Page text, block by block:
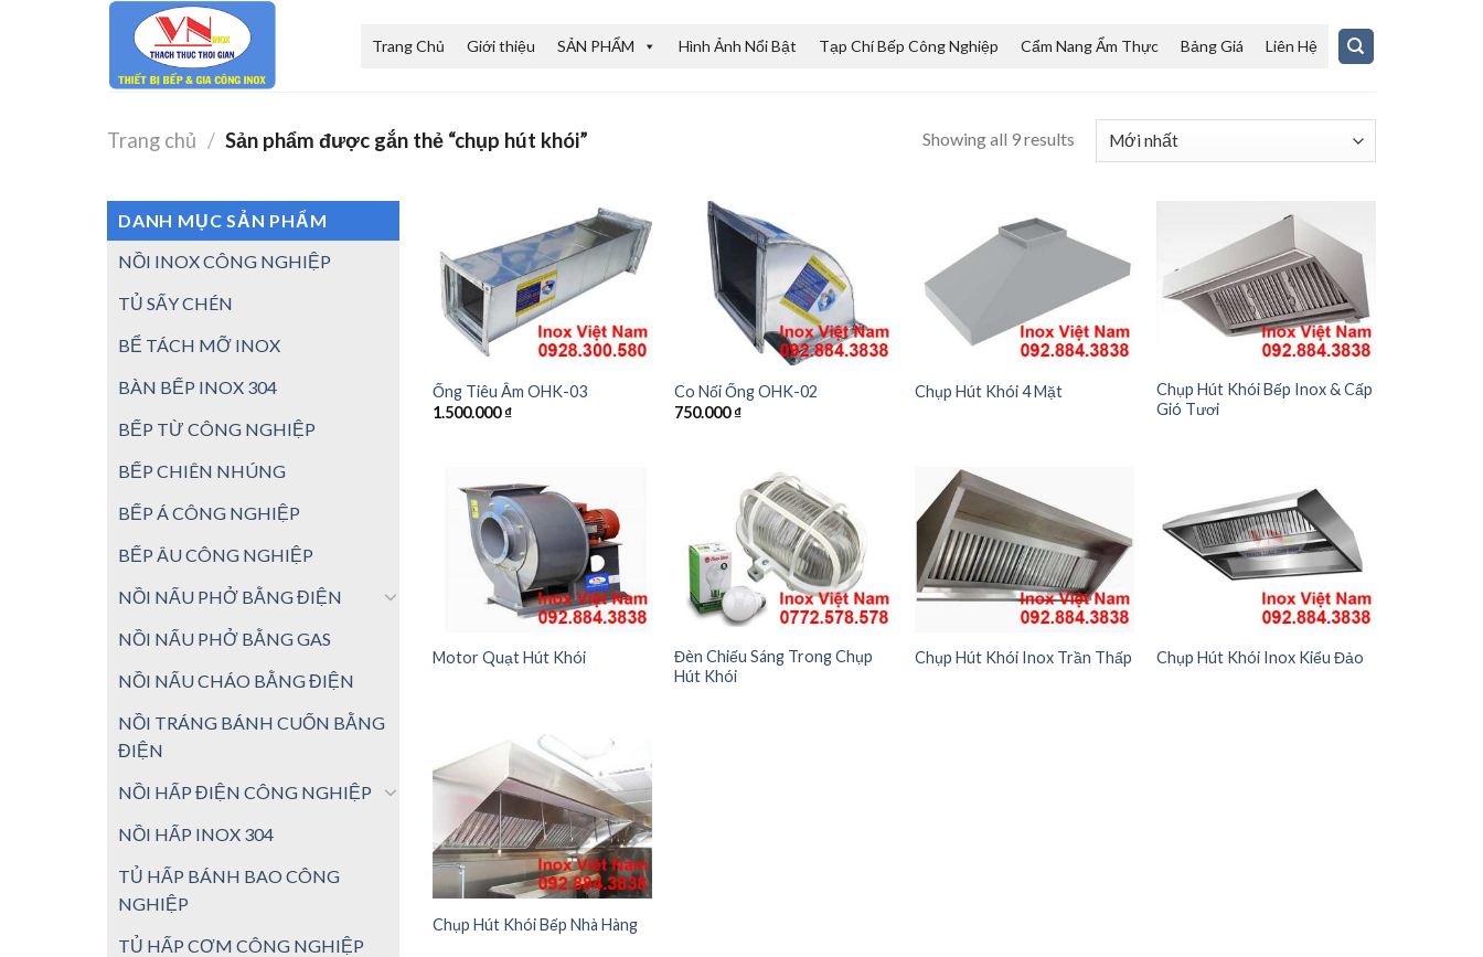
Trang Chủ Giới thiệu SẢN PHẨM Hình Ảnh Nổi Bật Tạp Chí Bếp Công Nghiệp Cẩm Nang Ẩm Thực Bảng Giá Liên Hệ
Trang chủ / Sản phẩm được gắn thẻ “chụp hút khói” Showing all 9 results
DANH MỤC SẢN PHẨM
NỒI INOX CÔNG NGHIỆP
TỦ SẤY CHÉN
BỂ TÁCH MỠ INOX
BÀN BẾP INOX 304
BẾP TỪ CÔNG NGHIỆP
BẾP CHIÊN NHÚNG
BẾP Á CÔNG NGHIỆP
BẾP ÂU CÔNG NGHIỆP
NỒI NẤU PHỞ BẰNG ĐIỆN
NỒI NẤU PHỞ BẰNG GAS
NỒI NẤU CHÁO BẰNG ĐIỆN
NỒI TRÁNG BÁNH CUỐN BẰNG
ĐIỆN
NỒI HẤP ĐIỆN CÔNG NGHIỆP
NỒI HẤP INOX 304
TỦ HẤP BÁNH BAO CÔNG
NGHIỆP
TỦ HẤP CƠM CÔNG NGHIỆP
Ống Tiêu Âm OHK-03
1.500.000₫
Co Nối Ống OHK-02
750.000₫
Chụp Hút Khói 4 Mặt
Chụp Hút Khói Bếp Inox & Cấp
Gió Tươi
Motor Quạt Hút Khói
Đèn Chiếu Sáng Trong Chụp
Hút Khói
Chụp Hút Khói Inox Trần Thấp Chụp Hút Khói Inox Kiểu Đảo
Chụp Hút Khói Bếp Nhà Hàng